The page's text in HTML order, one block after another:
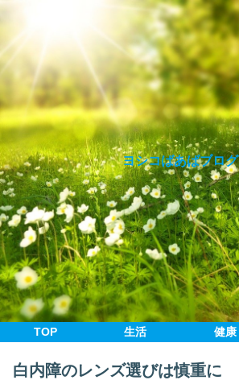
ヨシコばあばブログ
TOP 生活 健康
白内障のレンズ選びは慎重に